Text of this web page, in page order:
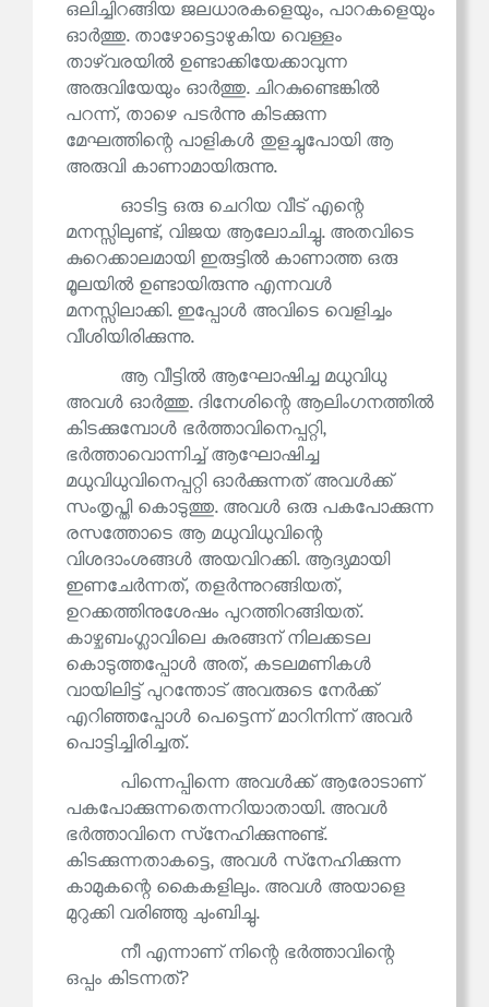
ഒലിച്ചിറങ്ങിയ ജലധാരകളെയും, പാറകളെയും
ഓർത്തു. താഴോട്ടൊഴുകിയ വെള്ളം
താഴ്‌വരയിൽ ഉണ്ടാക്കിയേക്കാവുന്ന
അരുവിയേയും ഓർത്തു. ചിറകുണ്ടെങ്കിൽ
പറന്ന്, താഴെ പടർന്നു കിടക്കുന്ന
മേഘത്തിന്റെ പാളികൾ തുളച്ചുപോയി ആ
അരുവി കാണാമായിരുന്നു.
ഓടിട്ട ഒരു ചെറിയ വീട് എന്റെ
മനസ്സിലുണ്ട്, വിജയ ആലോചിച്ചു. അതവിടെ
കുറെക്കാലമായി ഇരുട്ടിൽ കാണാത്ത ഒരു
മൂലയിൽ ഉണ്ടായിരുന്നു എന്നവൾ
മനസ്സിലാക്കി. ഇപ്പോൾ അവിടെ വെളിച്ചം
വീശിയിരിക്കുന്നു.
ആ വീട്ടിൽ ആഘോഷിച്ച മധുവിധു
അവൾ ഓർത്തു. ദിനേശിന്റെ ആലിംഗനത്തിൽ
കിടക്കുമ്പോൾ ഭർത്താവിനെപ്പറ്റി,
ഭർത്താവൊന്നിച്ച് ആഘോഷിച്ച
മധുവിധുവിനെപ്പറ്റി ഓർക്കുന്നത് അവൾക്ക്
സംതൃപ്തി കൊടുത്തു. അവൾ ഒരു പകപോക്കുന്ന
രസത്തോടെ ആ മധുവിധുവിന്റെ
വിശദാംശങ്ങൾ അയവിറക്കി. ആദ്യമായി
ഇണചേർന്നത്, തളർന്നുറങ്ങിയത്,
ഉറക്കത്തിനുശേഷം പുറത്തിറങ്ങിയത്.
കാഴ്ചബംഗ്ലാവിലെ കുരങ്ങന് നിലക്കടല
കൊടുത്തപ്പോൾ അത്, കടലമണികൾ
വായിലിട്ട് പുറന്തോട് അവരുടെ നേർക്ക്
എറിഞ്ഞപ്പോൾ പെട്ടെന്ന് മാറിനിന്ന് അവർ
പൊട്ടിച്ചിരിച്ചത്.
പിന്നെപ്പിന്നെ അവൾക്ക് ആരോടാണ്
പകപോക്കുന്നതെന്നറിയാതായി. അവൾ
ഭർത്താവിനെ സ്‌നേഹിക്കുന്നുണ്ട്.
കിടക്കുന്നതാകട്ടെ, അവൾ സ്‌നേഹിക്കുന്ന
കാമുകന്റെ കൈകളിലും. അവൾ അയാളെ
മുറുക്കി വരിഞ്ഞു ചുംബിച്ചു.
നീ എന്നാണ് നിന്റെ ഭർത്താവിന്റെ
ഒപ്പം കിടന്നത്?